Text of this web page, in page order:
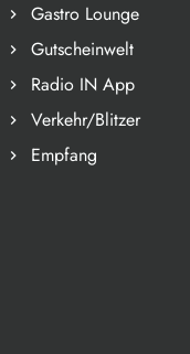
Gastro Lounge
Gutscheinwelt
Radio IN App
Verkehr/Blitzer
Empfang